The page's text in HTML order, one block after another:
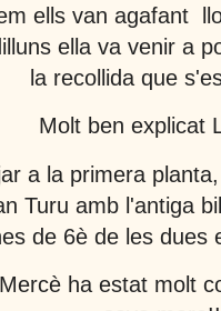
ells van agafant
ella va venir a
la recollida que
Molt ben explicat
a la primera
Turu amb l'antiga
de 6è de les dues
ha estat molt